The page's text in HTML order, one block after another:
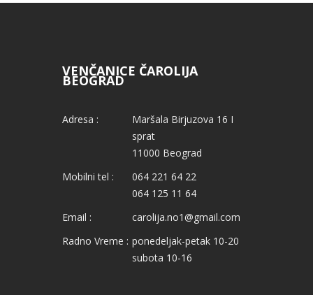
VENČANICE ČAROLIJA
BEOGRAD
Adresa :
Maršala Birjuzova 16 I
sprat
11000 Beograd
Mobilni tel :
064 221 64 22
064 125 11 64
Email :
carolija.no1@gmail.com
Radno Vreme : ponedeljak-petak 10-20
subota 10-16